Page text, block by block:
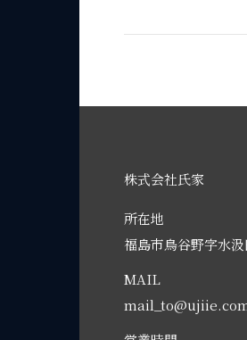
株式会社氏家
所在地
福島市鳥谷野字水
MAIL